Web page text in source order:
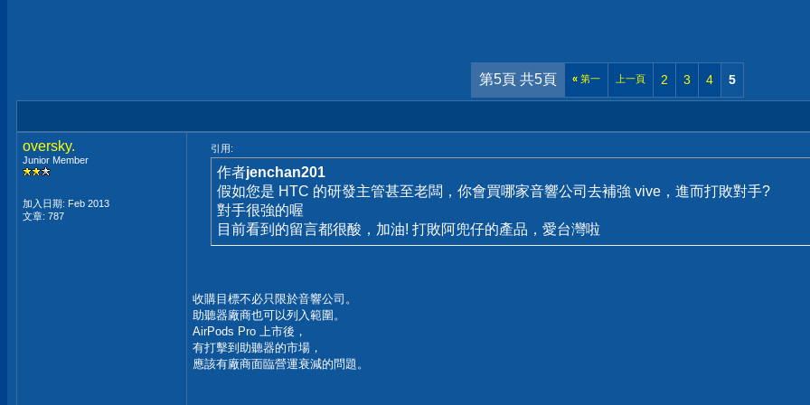
第5頁 共5頁 « 第一 上一頁 2 3 4 5
oversky.
Junior Member
加入日期: Feb 2013
文章: 787
引用:
作者jenchan201
假如您是 HTC 的研發主管甚至老闆，你會買哪家音響公司去補強 vive，進而打敗對手?
對手很強的喔
目前看到的留言都很酸，加油! 打敗阿兜仔的產品，愛台灣啦
收購目標不必只限於音響公司。
助聽器廠商也可以列入範圍。
AirPods Pro 上市後，
有打擊到助聽器的市場，
應該有廠商面臨營運衰減的問題。